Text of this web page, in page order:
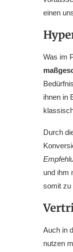
einen
Was im
ihnen in
Durch
und ihm
somit zu
Auch in
nutzen